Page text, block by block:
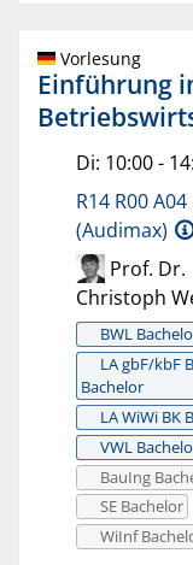
Vorlesung
Einführung
Di: 10:00 -
R14 R00 A04
(Audimax)
Prof. Dr.
Christoph
BWL
LA gbF/kbF
Bachelor
LA WiWi BK
VWL
BauIng
SE Bachelor
WiInf